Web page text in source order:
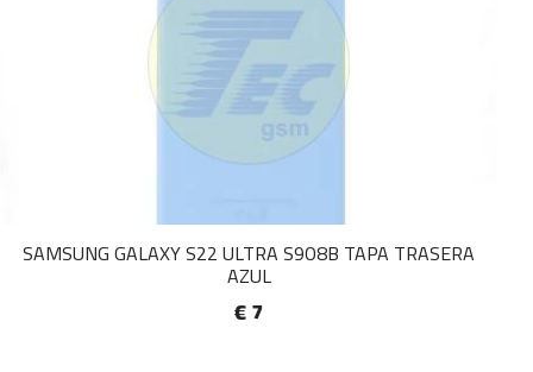
SAMSUNG GALAXY S22 ULTRA S9O8B TAPA TRASERA
AZUL
€ 7